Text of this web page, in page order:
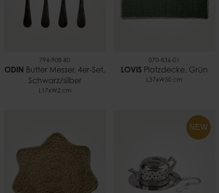
794-908-80
ODIN
Butter Messer, 4er-Set,
Schwarz/silber
L17xW2 cm
070-836-01
LOVIS Platzdecke, Grün
L37xW50 cm
NEW